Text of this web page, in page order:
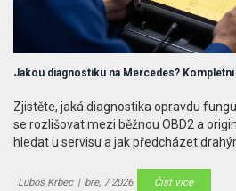
Jakou diagnostiku na Mercedes?
Zjistěte, jaká diagnostika opravdu
se rozlišovat mezi běžnou OBD2 a
hledat u servisu a jak předcházet
Luboš Krbec | bře, 7 2026 Číst více